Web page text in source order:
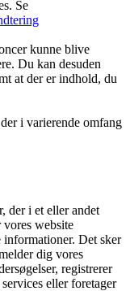
Se
kunne blive
Du kan desuden
at der er indhold, du
i varierende omfang
der i et eller andet
website
Det sker
dig vores
registrerer
eller foretager